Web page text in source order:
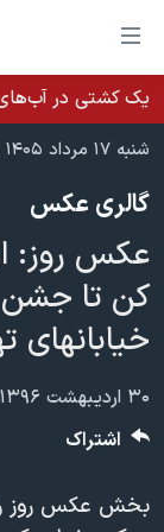
لینکهای
قابل
دسترسی
جهش
محتوای
اصلی
جهش
صفحه
جهش
به
خانه
نسخه سبک
موضوع ها
ایران
آمریکا
جهان
ویدیوها
برنامه های
جدول برنامه ها
صفحه‌های ویژه
بایگانی
فرکانس‌های
پخش رادیویی
یادگیری زبان
شنبه ۱۷ مرداد ۱۴۰۵ ایران ۱۸:۱۹
گالری عکس
عکس روز:
کن تا جشن
خیابانهای
۳۰ اردیبهشت ۱۳۹۶
بخش عکس روز را
اشتراک